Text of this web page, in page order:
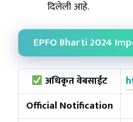
दिलेली आहे.
EPFO Bharti 2024
अधिकृत वेबसाईट
Official Notification